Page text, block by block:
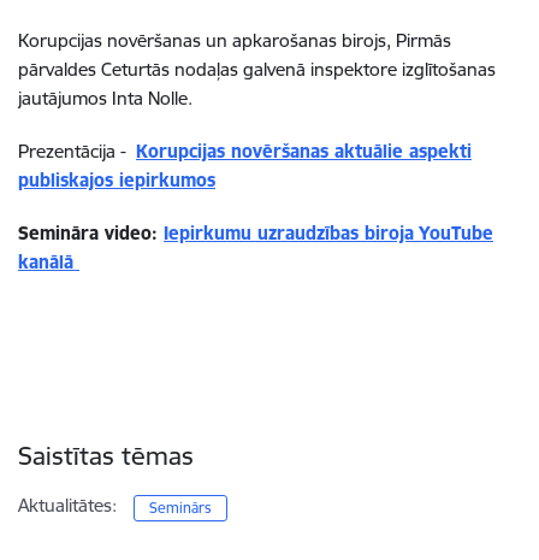
Korupcijas novēršanas un apkarošanas birojs, Pirmās
pārvaldes Ceturtās nodaļas galvenā inspektore izglītošanas
jautājumos Inta Nolle.
Prezentācija - Korupcijas novēršanas aktuālie aspekti
publiskajos iepirkumos
Semināra video: Iepirkumu uzraudzības biroja YouTube
kanālā
Saistītas tēmas
Aktualitātes: Seminārs